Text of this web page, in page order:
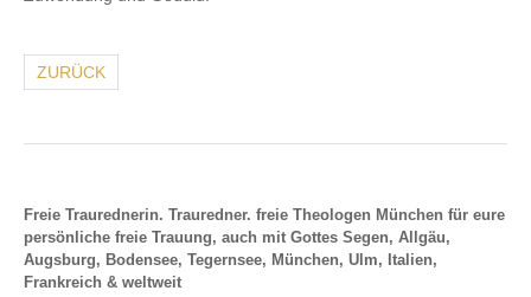
ZURÜCK
Freie Traurednerin. Trauredner. freie Theologen München für eure
persönliche freie Trauung, auch mit Gottes Segen, Allgäu,
Augsburg, Bodensee, Tegernsee, München, Ulm, Italien,
Frankreich & weltweit